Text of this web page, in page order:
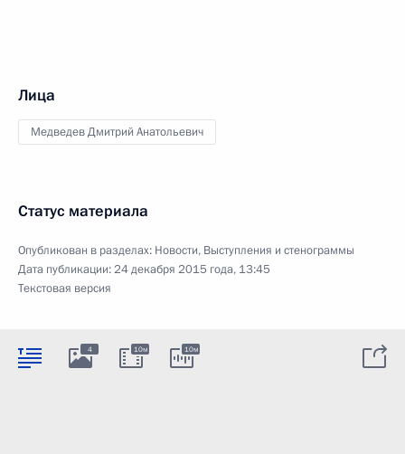
Лица
Медведев Дмитрий Анатольевич
Статус материала
Опубликован в разделах: Новости, Выступления и стенограммы
Дата публикации:24 декабря 2015 года, 13:45
Текстовая версия
4 10м 10м